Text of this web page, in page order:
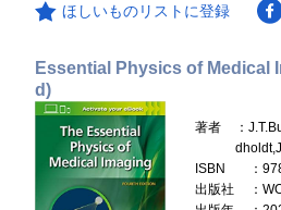
ほしいものリストに登録
Essential Physics of Medical
d)
著者
：
ISBN
：
出版社
：